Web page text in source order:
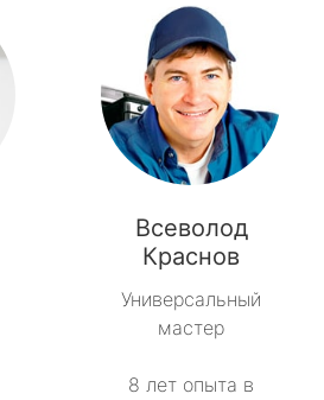
Всеволод
Краснов
Универсальный
мастер
8 лет опыта в